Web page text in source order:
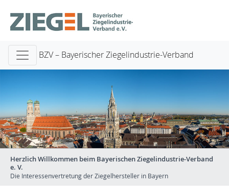
BZV – Bayerischer Ziegelindustrie-Verband
Herzlich Willkommen beim Bayerischen Ziegelindustrie-Verband
e. V.
Die Interessenvertretung der Ziegelhersteller in Bayern